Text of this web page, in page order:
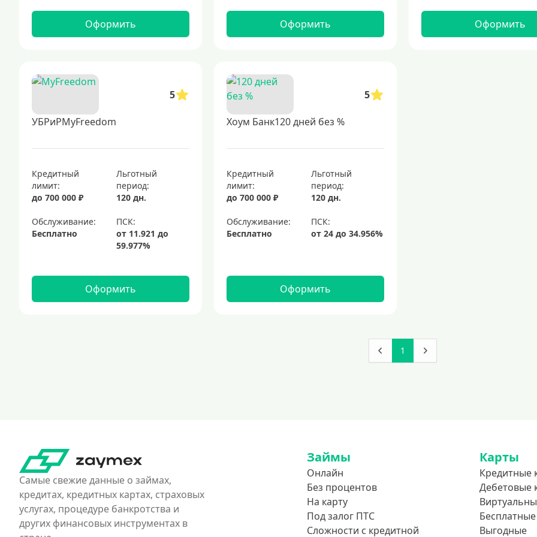
Оформить Оформить Оформить
5
УБРиРMyFreedom
Кредитный
лимит:
до 700 000 ₽
Льготный
период:
120 дн.
Обслуживание:
Бесплатно
Оформить
5
Хоум Банк120 дней без %
Кредитный
лимит:
до 700 000 ₽
Льготный
период:
120 дн.
Обслуживание:
Бесплатно
Оформить
1
Самые свежие данные о займах,
кредитах, кредитных картах, страховых
услугах, процедуре банкротства и
других финансовых инструментах в
Займы
Онлайн
Без процентов
На карту
Под залог ПТС
Сложности с кредитной
Карты
Кредитные
Дебетовые
Бесплатные
Выгодные